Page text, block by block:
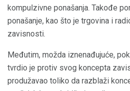
kompulzivne ponašanja. Takođe
ponašanje, kao što je trgovina i
zavisnosti.
Međutim, možda iznenađujuće,
tvrdio je protiv svog koncepta
produžavao toliko da razblaži